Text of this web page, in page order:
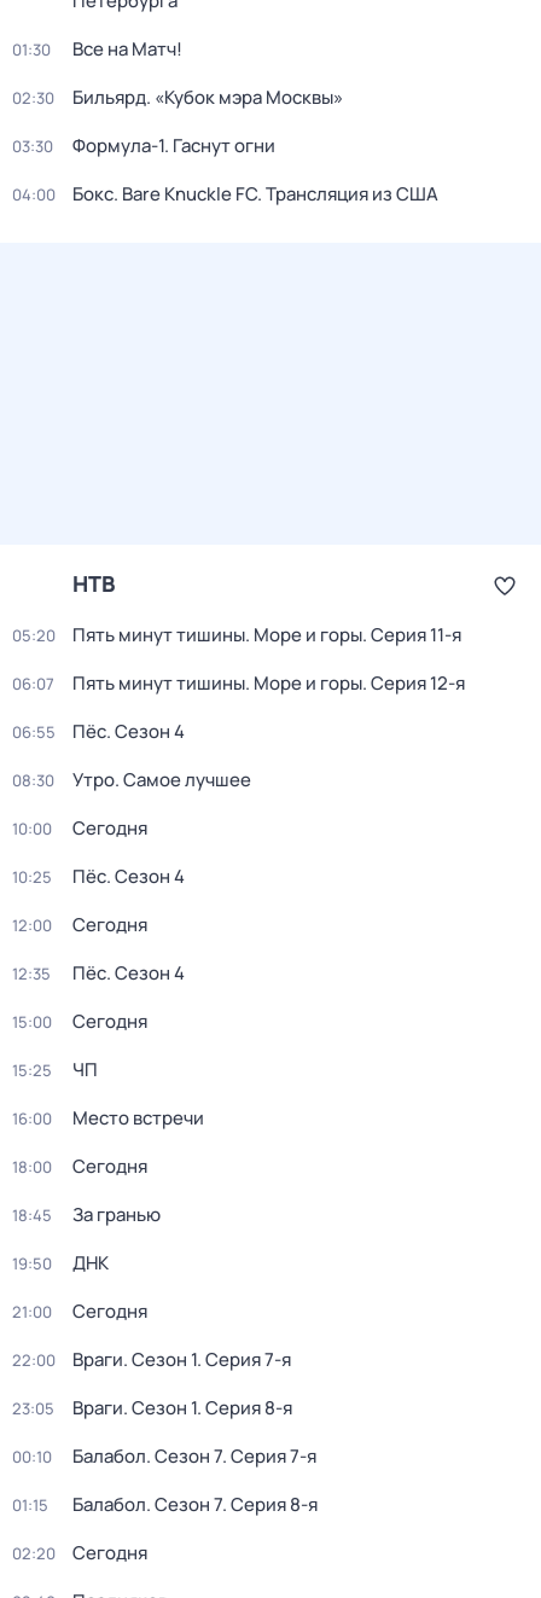
01:30 Все на Матч!
02:30 Бильярд. «Кубок мэра Москвы»
03:30 Формула-1. Гаснут огни
04:00 Бокс. Bare Knuckle FC. Трансляция из США
НТВ
05:20 Пять минут тишины. Море и горы. Серия 11-я
06:07 Пять минут тишины. Море и горы. Серия 12-я
06:55 Пёс. Сезон 4
08:30 Утро. Самое лучшее
10:00 Сегодня
10:25 Пёс. Сезон 4
12:00 Сегодня
12:35 Пёс. Сезон 4
15:00 Сегодня
15:25 ЧП
16:00 Место встречи
18:00 Сегодня
18:45 За гранью
19:50 ДНК
21:00 Сегодня
22:00 Враги. Сезон 1. Серия 7-я
23:05 Враги. Сезон 1. Серия 8-я
00:10 Балабол. Сезон 7. Серия 7-я
01:15 Балабол. Сезон 7. Серия 8-я
02:20 Сегодня